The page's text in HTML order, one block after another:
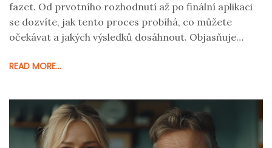
fazet. Od prvotního rozhodnutí až po finální aplikaci
se dozvíte, jak tento proces probíhá, co můžete
očekávat a jakých výsledků dosáhnout. Objasňuje
specialistou a jak se o své nové fazety starat, aby
READ MORE...